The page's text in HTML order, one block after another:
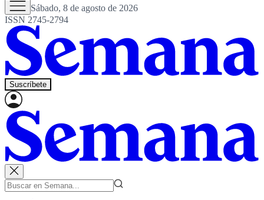
Sábado, 8 de agosto de 2026
ISSN 2745-2794
Suscríbete